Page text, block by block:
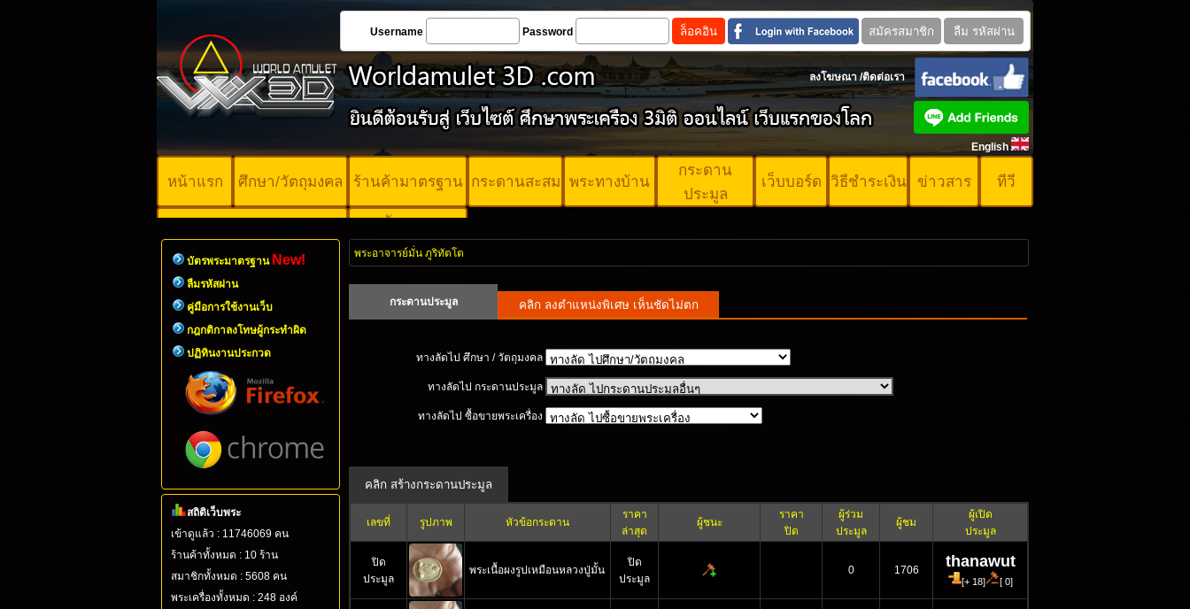
Username Password
ลงโฆษณา/ติดต่อเรา
English
หน้าแรก ศึกษา/วัตถุมงคล ร้านค้ามาตรฐาน กระดานสะสม พระทางบ้าน
กระดาน
ประมูล
เว็บบอร์ด วิธีชำระเงิน ข่าวสาร ทีวี
บัตรพระ
มาตรฐาน
บัตรพระมาตรฐาน New!
ลืมรหัสผ่าน
คู่มือการใช้งานเว็บ
กฎกติกาลงโทษผู้กระทำผิด
ปฏิทินงานประกวด
สถิติเว็บพระ
เข้าดูแล้ว : 11746069 คน
ร้านค้าทั้งหมด : 10 ร้าน
สมาชิกทั้งหมด : 5608 คน
พระเครื่องทั้งหมด : 248 องค์
พระอาจารย์มั่น ภูริทัตโต
กระดานประมูล
ทางลัดไป ศึกษา / วัตถุมงคล
ทางลัดไป กระดานประมูล
ทางลัดไป ซื้อขายพระเครื่อง
เลขที่ รูปภาพ หัวข้อกระดาน
ราคา
ล่าสุด
ผู้ชนะ
ราคา
ปิด
ผู้ร่วม
ประมูล
ผู้ชม
ผู้เปิด
ประมูล
ปิด
ประมูล
พระเนื้อผงรูปเหมือนหลวงปู่มั้น
ปิด
ประมูล
0 1706 thanawut
[+ 18] [ 0]